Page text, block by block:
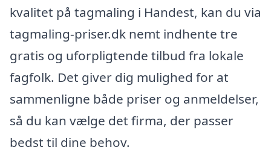
kvalitet på tagmaling i Handest, kan du via
tagmaling-priser.dk nemt indhente tre
gratis og uforpligtende tilbud fra lokale
fagfolk. Det giver dig mulighed for at
sammenligne både priser og anmeldelser,
så du kan vælge det firma, der passer
bedst til dine behov.